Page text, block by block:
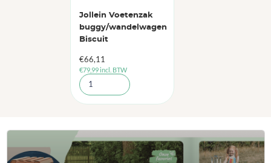
Jollein Voetenzak
buggy/wandelwagen
Biscuit
€66,11
€79,99incl. BTW